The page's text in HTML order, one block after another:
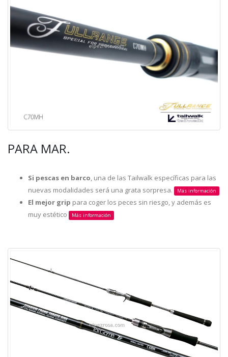
PARA MAR.
Si pescas en barco, una de las Tailwalk específicas para las
nuevas modalidades será una grata sorpresa.
Más información
El mejor grip para coger los peces sin riesgo, y además es
muy estético
Más información